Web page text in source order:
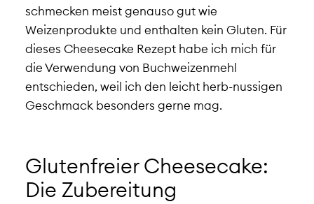
schmecken meist genauso gut wie
Weizenprodukte und enthalten kein Gluten. Für
dieses Cheesecake Rezept habe ich mich für
die Verwendung von Buchweizenmehl
entschieden, weil ich den leicht herb-nussigen
Geschmack besonders gerne mag.
Glutenfreier Cheesecake:
Die Zubereitung